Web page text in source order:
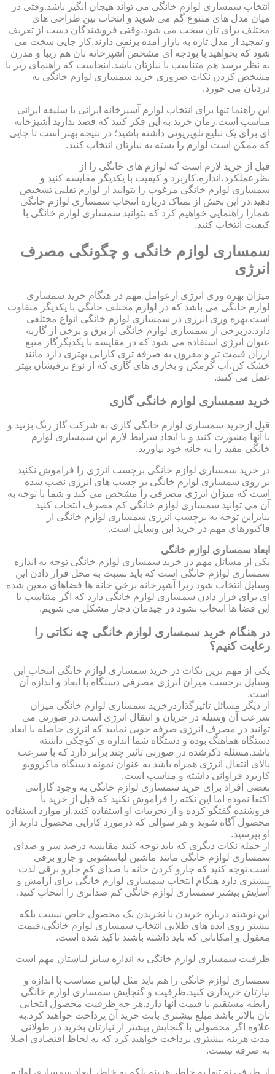
انتخاب سمساری لوازم خانگی می تواند هیجان انگیز باشد.وقتی در
میان مدل های متنوع گم می شوید و انتخاب بین طراحی های
مختلف برای تان سخت می شود،وقتی فروشندگان دست از تعریف
و تمجید از مدل تازه به بازار آمده برنمی دارند.کار جایی سخت می
شود که بخواهید با بودجه ای مشخص آشپزخانه تان هم زیبا و مدرن
به نظر برسد هم متناسب با نیازتان باشد.اینجاست که راهنمای زیر با
مشخص کردن نکات ضروری خرید سمساری لوازم خانگی به
دردتان می خورد.
این راهنما تنها برای انتخاب لوازم آشپزخانه ایرانی با سلیقه ایرانی
مناسب است.زمان خرید به این فکر کنید که قصد ندارید آشپزخانه
ای برای یک تبلیغ تلویزیونی داشته باشید؛ در نتیجه بهتر است تا جایی
که ممکن است لوازم را بسته به نیازتان انتخاب کنید.
قبل از خرید لازم است که لوازم های خانگی را از
نظرعملکرد،اندازه،کاربرد و کیفیت با یکدیگر مقایسه کنید و
سمساری لوازم خانگی مرغوب را بتوانید از لوازم تقلبی تشخیص
دهید.در این بخش از نمناک درباره انتخاب سمساری لوازم خانگی
شمارا راهنمایی خواهیم کرد که بتوانید سمساری لوازم خانگی با
کیفیت انتخاب کنید.
سمساری لوازم خانگی و چگونگی مصرف
انرژی
میزان بهره وری انرژی ازعوامل مهم در هنگام خرید سمساری
لوازم خانگی می باشد که در لوازم مختلف خانگی با یکدیگر متفاوت
است.بهره وری انرژی در سمساری لوازم خانگی انواع مختلفی
دارد.دربرخی از سمساری لوازم خانگی از برق و برخی از گازبه
عنوان انرژی استفاده می شود که در مقایسه با یکدیگرگاز منبع
ارزان قیمت تر و مقرون به صرفه تری کارایی بهتری دارد مانند
خشک کن،آب گرمکن و بخاری های گازی که از نوع برقیشان بهتر
عمل می کنند.
خرید سمساری لوازم خانگی گازی
قبل ازخرید سمساری لوازم خانگی گازی به شرکت گاز زنگ بزنید و
با آنها مشورت کنید و با ایجاد شرایط لازم این سمساری لوازم
خانگی مفید را به خانه خود بیاورید.
در خرید سمساری لوازم خانگی برچسب انرژی را فراموش نکنید
بر روی سمساری لوازم خانگی بر چسب های انرژی نصب شده
است که میزان انرژی مصرفی را مشخص می کند و شما با توجه به
آن می توانید سمساری لوازم خانگی کم مصرف انتخاب کنید
بنابراین توجه به برچسب انرژی سمساری لوازم خانگی از
فاکتورهای مهم در خرید این وسایل است.
ابعاد سمساری لوازم خانگی
یکی از مسائل مهم در خرید سمساری لوازم خانگی توجه به اندازه
سمساری لوازم خانگی است که باید نسبت به محل قرار دادن این
وسایل انتخاب شود زیرا آشپزخانه برخی خانه ها فضاهای معین شده
ای برای قرار دادن سمساری لوازم خانگی دارد که اگر متناسب با
این فضا ها انتخاب نشود در چیدمان دچار مشکل می شویم.
در هنگام خرید سمساری لوازم خانگی چه نکاتی را
رعایت کنیم؟
یکی از مهم ترین نکات در خرید سمساری لوازم خانگی انتخاب این
وسایل برحسب میزان انرژی مصرفی دستگاه با ابعاد و اندازه آن
است.
از دیگر مسائل تاثیرگذاردرخرید سمساری لوازم خانگی میزان
سرعت آن وسیله در جریان و انتقال انرژی است.در صورتی می
توانید در مصرف انرژی صرفه جویی نمایید که انرژی حاصله با ابعاد
دستگاه هماهنگ بوده و دستگاه شما اندازه ی کوچکی داشته
باشد.مسئله ذکرشده در صورتی تاثیر چند برابر دارد که با سرعت
بالای انتقال انرژی همراه باشد به عنوان نمونه دستگاه ماکروویو
کاربرد فراوانی داشته و مناسب است.
بعضی افراد برای خرید سمساری لوازم خانگی به وجود گارانتی
اکتفا نموده اما این نکته را فراموش نکنید که قبل از خرید با
فروشنده گفتگو کرده و از تجربیات او استفاده کنید.از موارد استفاده
محصول آگاه شوید و هر سوالی که درمورد کارایی محصول دارید از
او بپرسید.
از جمله نکات دیگری که باید توجه کنید مقایسه درصد سر و صدای
سمساری لوازم خانگی مانند ماشین لباسشویی و جارو برقی
است.توجه کنید که جارو کردن خانه با صدای کم جارو برقی لذت
بیشتری دارد هنگام انتخاب سمساری لوازم خانگی برای آرامش و
آسایش بیشتر سمساری لوازم خانگی کم صداتری را انتخاب کنید.
این نوشته درباره خریدن یا نخریدن یک محصول خاص نیست بلکه
بیشتر روی ایده های طلایی انتخاب سمساری لوازم خانگی،قیمت
معقول و امکاناتی که باید داشته باشند تاکید شده است.
ظرفیت سمساری لوازم خانگی به اندازه سایز لباستان مهم است
سمساری لوازم خانگی را هم باید مثل لباس متناسب با اندازه و
نیازتان خریداری کنید.ظرفیت و گنجایش سمساری لوازم خانگی
رابطه مستقیم با قیمت آنها دارد.هر چه ظرفیت محصول انتخابی
تان بالاتر باشد مبلغ بیشتری بابت خرید آن پرداخت خواهید کرد.به
علاوه اگر محصولی با گنجایش بیشتر از نیازتان بخرید در طولانی
مدت هزینه بیشتری پرداخت خواهید کرد که به لحاظ اقتصادی اصلا
به صرفه نیست.
از طرفی نه تنها به خاطر هزینه بلکه به خاطر ابعاد سمساری لوازم